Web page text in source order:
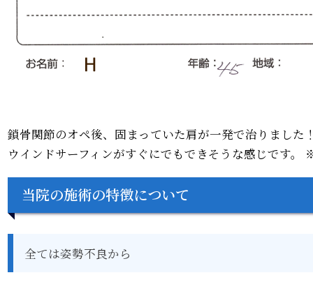
鎖骨関節のオペ後、固まっていた肩が一発で治りました
ウインドサーフィンがすぐにでもできそうな感じです
当院の施術の特徴について
全ては姿勢不良から